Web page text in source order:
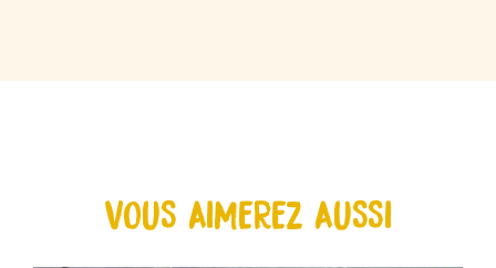
VOUS AIMEREZ AUSSI